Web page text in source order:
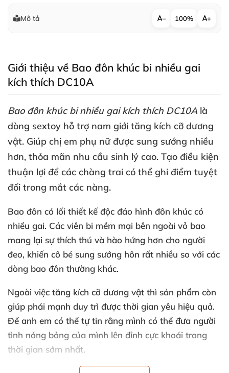
Mô tả − 100% +
Giới thiệu về Bao đôn khúc bi nhiều gai
kích thích DC10A
Bao đôn khúc bi nhiều gai kích thích DC10A là
dòng sextoy hỗ trợ nam giới tăng kích cỡ dương
vật. Giúp chị em phụ nữđược sung sướng nhiều
hơn, thỏa mãn nhu cầu sinh lý cao. Tạo điều kiện
thuận lợi để các chàng trai có thể ghi điểm tuyệt
đối trong mắt các nàng.
Bao đôn có lối thiết kế độc đáo hình đôn khúc có
nhiều gai. Các viên bi mềm mại bên ngoài vỏ bao
mang lại sự thích thú và hào hứng hơn cho người
đeo, khiến cô bé sung sướng hôn rất nhiều so với các
dòng bao đôn thường khác.
Ngoài việc tăng kích cỡ dương vật thì sản phẩm còn
giúp phái mạnh duy trì được thời gian yêu hiệu quả.
Để anh em có thể tự tin rằng mình có thể đưa người
tình nóng bỏng của mình lên đỉnh cực khoái trong
thời gian sớm nhất.